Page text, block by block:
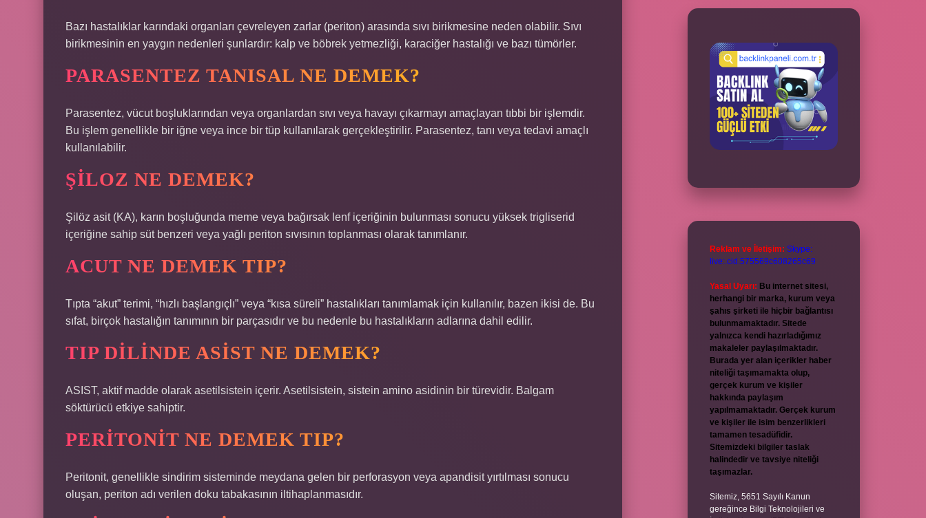
Bazı hastalıklar karındaki organları çevreleyen zarlar (periton) arasında sıvı birikmesine neden olabilir. Sıvı
birikmesinin en yaygın nedenleri şunlardır: kalp ve böbrek yetmezliği, karaciğer hastalığı ve bazı tümörler.
PARASENTEZ TANISAL NE DEMEK?
Parasentez, vücut boşluklarından veya organlardan sıvı veya havayı çıkarmayı amaçlayan tıbbi bir işlemdir.
Bu işlem genellikle bir iğne veya ince bir tüp kullanılarak gerçekleştirilir. Parasentez, tanı veya tedavi amaçlı
kullanılabilir.
ŞILOZ NE DEMEK?
Şilöz asit (KA), karın boşluğunda meme veya bağırsak lenf içeriğinin bulunması sonucu yüksek trigliserid
içeriğine sahip süt benzeri veya yağlı periton sıvısının toplanması olarak tanımlanır.
ACUT NE DEMEK TIP?
Tıpta “akut” terimi, “hızlı başlangıçlı” veya “kısa süreli” hastalıkları tanımlamak için kullanılır, bazen ikisi de. Bu
sıfat, birçok hastalığın tanımının bir parçasıdır ve bu nedenle bu hastalıkların adlarına dahil edilir.
TIP DILINDE ASIST NE DEMEK?
ASIST, aktif madde olarak asetilsistein içerir. Asetilsistein, sistein amino asidinin bir türevidir. Balgam
söktürücü etkiye sahiptir.
PERITONIT NE DEMEK TIP?
Peritonit, genellikle sindirim sisteminde meydana gelen bir perforasyon veya apandisit yırtılması sonucu
oluşan, periton adı verilen doku tabakasının iltihaplanmasıdır.
Reklam ve İletişim: Skype:
live:.cid.575569c608265c69
Yasal Uyarı: Bu internet sitesi,
herhangi bir marka, kurum veya
şahıs şirketi ile hiçbir bağlantısı
bulunmamaktadır. Sitede
yalnızca kendi hazırladığımız
makaleler paylaşılmaktadır.
Burada yer alan içerikler haber
niteliği taşımamakta olup,
gerçek kurum ve kişiler
hakkında paylaşım
yapılmamaktadır. Gerçek kurum
ve kişiler ile isim benzerlikleri
tamamen tesadüfidir.
Sitemizdeki bilgiler taslak
halindedir ve tavsiye niteliği
taşımazlar.
Sitemiz, 5651 Sayılı Kanun
gereğince Bilgi Teknolojileri ve